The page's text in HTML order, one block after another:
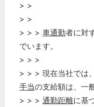
> >
> >
> > > 車通勤者に対
でいます。
> > >
> > > 現在当社では
手当の支給額は、一
> > > 通勤距離に基